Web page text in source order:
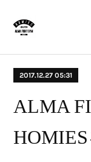
2017.12.27 05:31
ALMA